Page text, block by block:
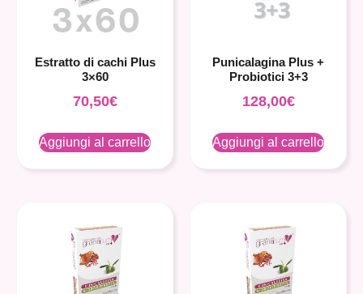
Estratto di cachi Plus
3×60
70,50€
Aggiungi al carrello
Punicalagina Plus +
Probiotici 3+3
128,00€
Aggiungi al carrello